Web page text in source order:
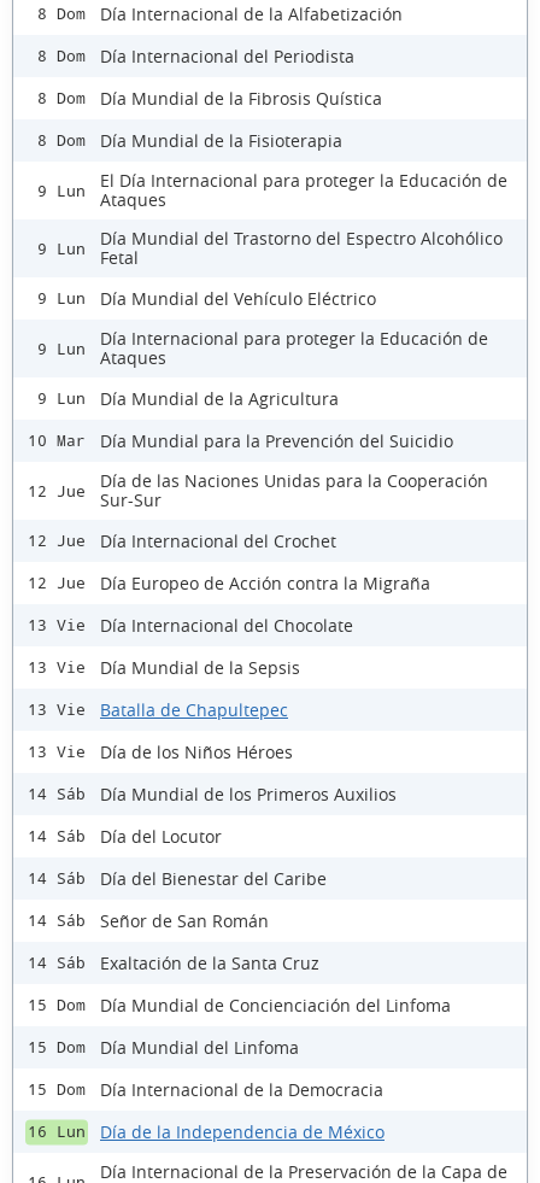
8 Dom Día Internacional de la Alfabetización
8 Dom Día Internacional del Periodista
8 Dom Día Mundial de la Fibrosis Quística
8 Dom Día Mundial de la Fisioterapia
9 Lun
El Día Internacional para proteger la Educación de
Ataques
9 Lun
Día Mundial del Trastorno del Espectro Alcohólico
Fetal
9 Lun Día Mundial del Vehículo Eléctrico
9 Lun
Día Internacional para proteger la Educación de
Ataques
9 Lun Día Mundial de la Agricultura
10 Mar Día Mundial para la Prevención del Suicidio
12 Jue
Día de las Naciones Unidas para la Cooperación
Sur-Sur
12 Jue Día Internacional del Crochet
12 Jue Día Europeo de Acción contra la Migraña
13 Vie Día Internacional del Chocolate
13 Vie Día Mundial de la Sepsis
13 Vie Batalla de Chapultepec
13 Vie Día de los Niños Héroes
14 Sáb Día Mundial de los Primeros Auxilios
14 Sáb Día del Locutor
14 Sáb Día del Bienestar del Caribe
14 Sáb Señor de San Román
14 Sáb Exaltación de la Santa Cruz
15 Dom Día Mundial de Concienciación del Linfoma
15 Dom Día Mundial del Linfoma
15 Dom Día Internacional de la Democracia
16 Lun Día de la Independencia de México
Día Internacional de la Preservación de la Capa de